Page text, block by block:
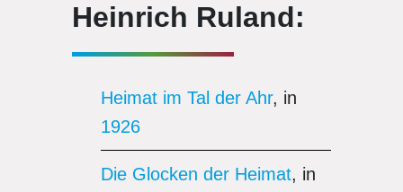
Heinrich Ruland:
Heimat im Tal der Ahr, in
1926
Die Glocken der Heimat, in